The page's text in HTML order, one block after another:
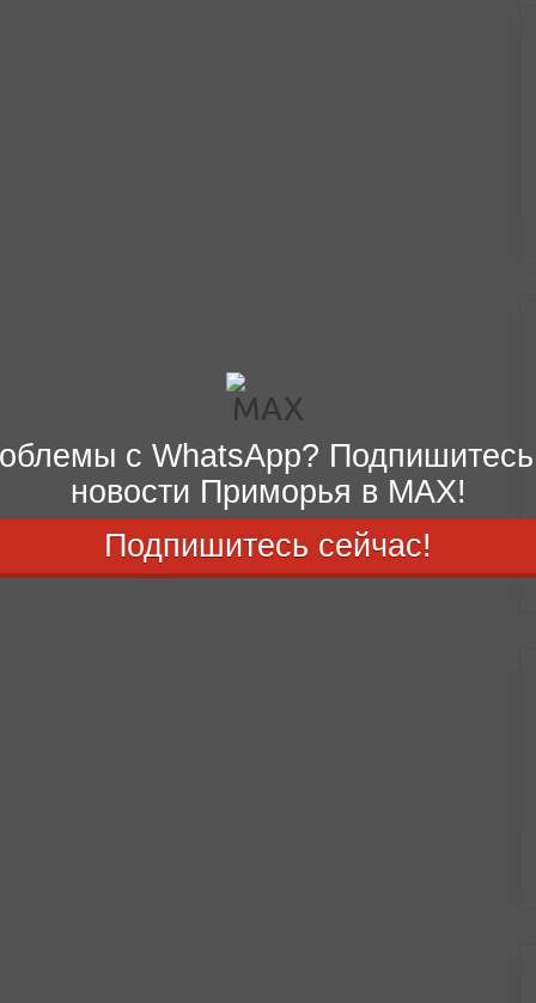
с WhatsApp?
новости Приморья в MAX!
Подпишитесь сейчас!